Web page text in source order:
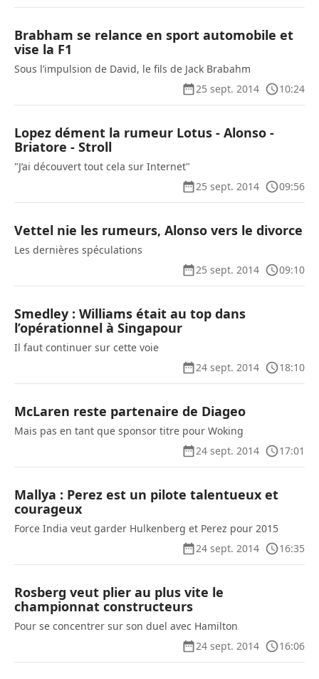
Brabham se relance en sport automobile et
vise la F1
Sous l’impulsion de David, le fils de Jack Brabahm
25 sept. 2014
10:24
Lopez dément la rumeur Lotus - Alonso -
Briatore - Stroll
"J’ai découvert tout cela sur Internet"
25 sept. 2014
09:56
Vettel nie les rumeurs, Alonso vers le divorce
Les dernières spéculations
25 sept. 2014
09:10
Smedley : Williams était au top dans
l’opérationnel à Singapour
Il faut continuer sur cette voie
24 sept. 2014
18:10
McLaren reste partenaire de Diageo
Mais pas en tant que sponsor titre pour Woking
24 sept. 2014
17:01
Mallya : Perez est un pilote talentueux et
courageux
Force India veut garder Hulkenberg et Perez pour 2015
24 sept. 2014
16:35
Rosberg veut plier au plus vite le
championnat constructeurs
Pour se concentrer sur son duel avec Hamilton
24 sept. 2014
16:06